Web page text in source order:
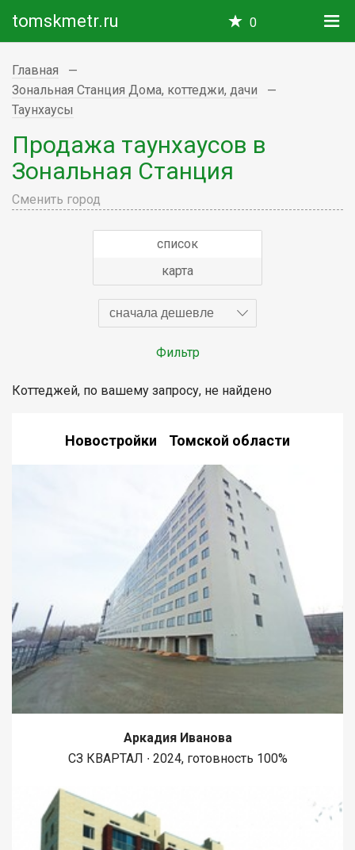
tomskmetr.ru 0
Главная
Зональная Станция Дома, коттеджи, дачи
Таунхаусы
Продажа таунхаусов в
Зональная Станция
Сменить город
список
карта
сначала дешевле
Фильтр
Коттеджей, по вашему запросу, не найдено
Новостройки Томской области
Аркадия Иванова
СЗ КВАРТАЛ ∙ 2024, готовность 100%